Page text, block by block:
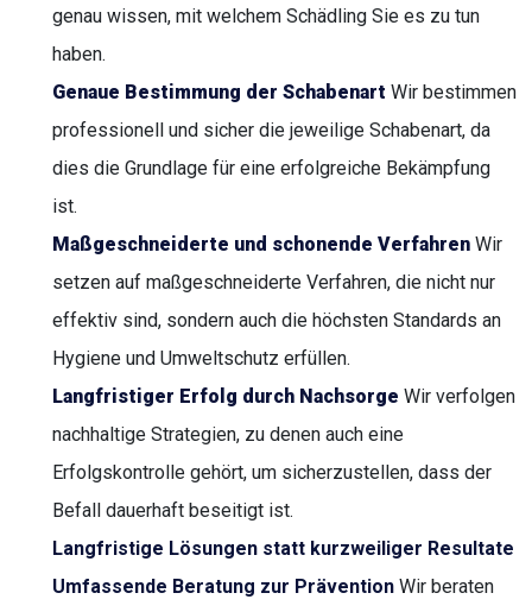
genau wissen, mit welchem Schädling Sie es zu tun
haben.
Genaue Bestimmung der Schabenart Wir bestimmen
professionell und sicher die jeweilige Schabenart, da
dies die Grundlage für eine erfolgreiche Bekämpfung
ist.
Maßgeschneiderte und schonende Verfahren Wir
setzen auf maßgeschneiderte Verfahren, die nicht nur
effektiv sind, sondern auch die höchsten Standards an
Hygiene und Umweltschutz erfüllen.
Langfristiger Erfolg durch Nachsorge Wir verfolgen
nachhaltige Strategien, zu denen auch eine
Erfolgskontrolle gehört, um sicherzustellen, dass der
Befall dauerhaft beseitigt ist.
Langfristige Lösungen statt kurzweiliger Resultate
Umfassende Beratung zur Prävention Wir beraten